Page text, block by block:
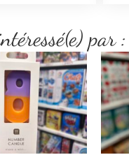
par :